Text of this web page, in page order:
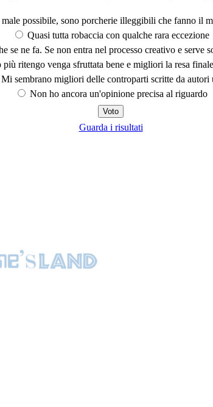
possibile, sono porcherie illeggibili che fanno il
Quasi tutta robaccia con qualche rara eccezione
se ne fa. Se non entra nel processo creativo e serve
più ritengo venga sfruttata bene e migliori la resa
Mi sembrano migliori delle controparti scritte da autori
Non ho ancora un'opinione precisa al riguardo
Guarda i risultati